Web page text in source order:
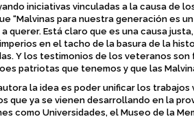
iniciativas vinculadas a la causa de
“Malvinas para nuestra generación es
querer. Está claro que es una causa
en el tacho de la basura de la
Y los testimonios de los veteranos
patriotas que tenemos y que las
la idea es poder unificar los
que ya se vienen desarrollando en la
como Universidades, el Museo de la